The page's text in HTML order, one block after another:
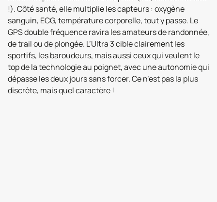
!). Côté santé, elle multiplie les capteurs : oxygène
sanguin, ECG, température corporelle, tout y passe. Le
GPS double fréquence ravira les amateurs de randonnée,
de trail ou de plongée. L’Ultra 3 cible clairement les
sportifs, les baroudeurs, mais aussi ceux qui veulent le
top de la technologie au poignet, avec une autonomie qui
dépasse les deux jours sans forcer. Ce n’est pas la plus
discrète, mais quel caractère !